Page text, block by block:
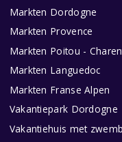
Markten Dordogne
Markten Provence
Markten Poitou -
Markten Languedoc
Markten Franse Alpen
Vakantiepark Dordogne
Vakantiehuis met